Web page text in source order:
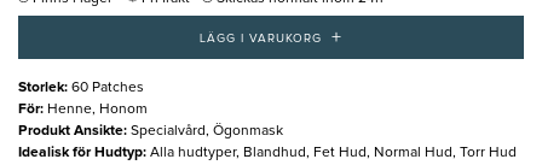
LÄGG I VARUKORG +
Storlek: 60 Patches
För: Henne, Honom
Produkt Ansikte: Specialvård, Ögonmask
Idealisk för Hudtyp: Alla hudtyper, Blandhud, Fet Hud, Normal Hud, Torr Hud